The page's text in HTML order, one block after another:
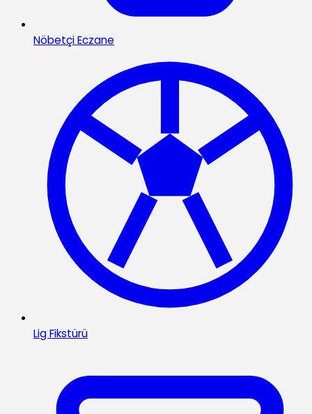
Nöbetçi Eczane
Lig Fikstürü